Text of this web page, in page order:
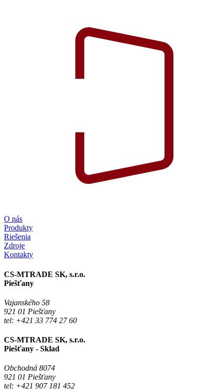
O nás
Produkty
Riešenia
Zdroje
Kontakty
CS-MTRADE SK, s.r.o.
Piešťany
Vajanského 58
921 01 Piešťany
tel: +421 33 774 27 60
CS-MTRADE SK, s.r.o.
Piešťany - Sklad
Obchodná 8074
921 01 Piešťany
tel: +421 907 181 452